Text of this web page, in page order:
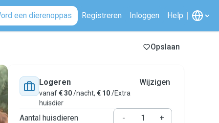
een dierenoppas Registreren Inloggen Help
Opslaan
Logeren
vanaf€ 30/nacht, € 10/Extra
huisdier
Wijzigen
Aantal huisdieren -
+